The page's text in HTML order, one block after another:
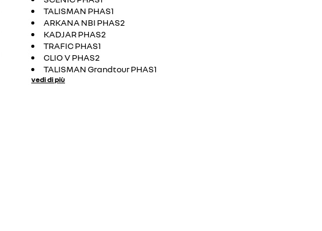
TALISMAN PHAS1
ARKANA NBI PHAS2
KADJAR PHAS2
TRAFIC PHAS1
CLIO V PHAS2
TALISMAN Grandtour PHAS1
vedi di più